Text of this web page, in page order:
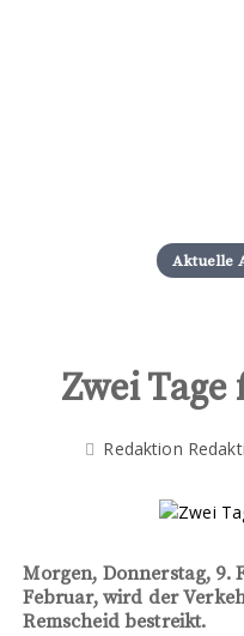
Aktuelle
Zwei
Redaktion
Morgen, Donnerstag, 9.
Februar, wird der
Remscheid bestreikt.